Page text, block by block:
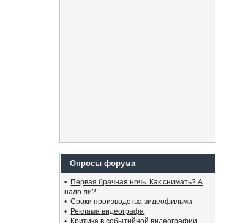
Опросы форума
• Первая брачная ночь. Как снимать? А
надо ли?
•Сроки производства видеофильма
• Реклама видеографа
• Критика в событийной видеографии